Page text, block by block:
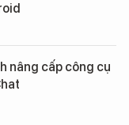
nâng cấp công cụ